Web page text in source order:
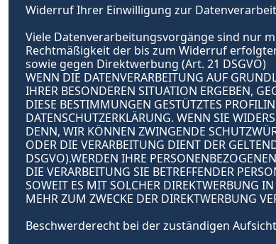
Widerruf Ihrer Einwilligung zur
Viele Datenverarbeitungsvorgänge sind nur
Rechtmäßigkeit der bis zum Widerruf
sowie gegen Direktwerbung (Art. 21 DSGVO)
WENN DIE DATENVERARBEITUNG AUF
IHRER BESONDEREN SITUATION ERGEBEN,
DIESE BESTIMMUNGEN GESTÜTZTES
DATENSCHUTZERKLÄRUNG. WENN SIE
DENN, WIR KÖNNEN ZWINGENDE
ODER DIE VERARBEITUNG DIENT DER
DSGVO).WERDEN IHRE
DIE VERARBEITUNG SIE BETREFFENDER
SOWEIT ES MIT SOLCHER DIREKTWERBUNG
MEHR ZUM ZWECKE DER DIREKTWERBUNG
Beschwerde­recht bei der zuständigen